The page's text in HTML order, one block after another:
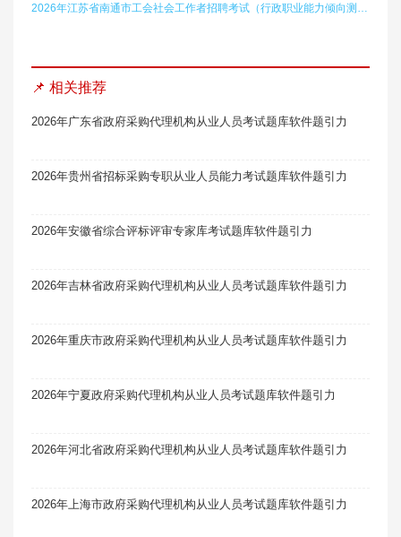
2026年江苏省南通市工会社会工作者招聘考试（行政职业能力倾向测验）在线题库题引力
📌 相关推荐
2026年广东省政府采购代理机构从业人员考试题库软件题引力
2026年贵州省招标采购专职从业人员能力考试题库软件题引力
2026年安徽省综合评标评审专家库考试题库软件题引力
2026年吉林省政府采购代理机构从业人员考试题库软件题引力
2026年重庆市政府采购代理机构从业人员考试题库软件题引力
2026年宁夏政府采购代理机构从业人员考试题库软件题引力
2026年河北省政府采购代理机构从业人员考试题库软件题引力
2026年上海市政府采购代理机构从业人员考试题库软件题引力